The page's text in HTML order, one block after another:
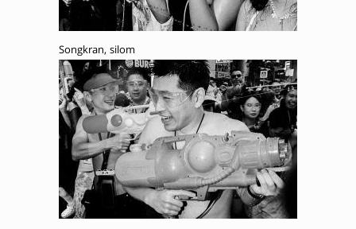
Songkran, silom